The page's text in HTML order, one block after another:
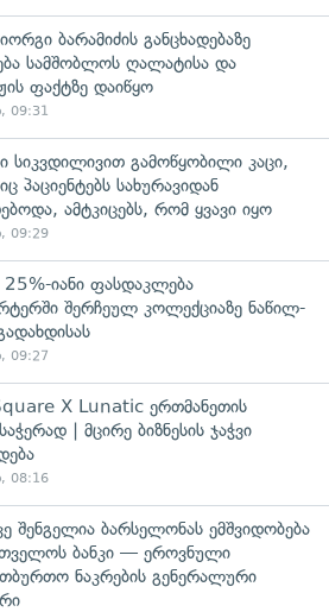
ბარამიძის განცხადებაზე
სამშობლოს ღალატისა და
ფაქტზე დაიწყო
09:31
სიკვდილივით გამოწყობილი კაცი,
პაციენტებს სახურავიდან
ამტკიცებს, რომ ყვავი იყო
09:29
25%-იანი ფასდაკლება
შერჩეულ კოლექციაზე ნაწილ-
09:27
X Lunatic ერთმანეთის
| მცირე ბიზნესის ჯაჭვი
08:16
შენგელია ბარსელონას ემშვიდობება
ბანკი — ეროვნული
ნაკრების გენერალური